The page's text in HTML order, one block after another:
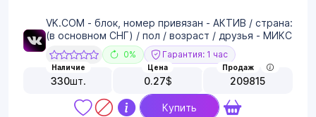
VK.COM - блок, номер привязан - АКТИВ / страна:
(в основном СНГ) / пол / возраст / друзья - МИКС
0% Гарантия: 1 час
Наличие
330шт.
Цена
0.27$
Продаж
209815
Купить